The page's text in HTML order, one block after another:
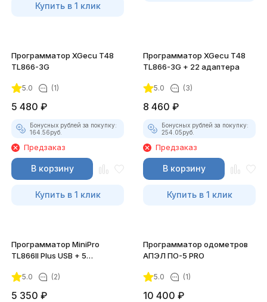
Купить в 1 клик
Программатор XGecu T48
TL866-3G
5.0 (1)
5 480 ₽
Бонусных рублей за покупку:
164.56руб.
Предзаказ
В корзину
Купить в 1 клик
Программатор XGecu T48
TL866-3G + 22 адаптера
5.0 (3)
8 460 ₽
Бонусных рублей за покупку:
254.05руб.
Предзаказ
В корзину
Купить в 1 клик
Программатор MiniPro
TL866II Plus USB + 5
5.0 (2)
5 350 ₽
Программатор одометров
АПЭЛ ПО-5 PRO
5.0 (1)
10 400 ₽